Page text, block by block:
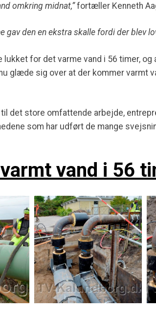
omkring midnat,”fortæller Kenneth
gav den en ekstra skalle fordi der blev
for det varme vand i 56 timer,
glæde sig over at der kommer varmt
det store omfattende arbejde,
som har udført de mange
vand i 56